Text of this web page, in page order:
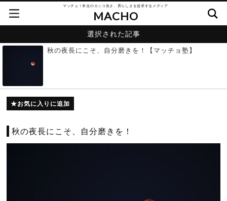
マッチョ！本当のカッコ良さ、男らしさを追求するメディア
MACHO
選択された記事
秋の夜長にこそ、自分磨きを！【マッチョ塾】
お気に入りに追加
秋の夜長にこそ、自分磨きを！